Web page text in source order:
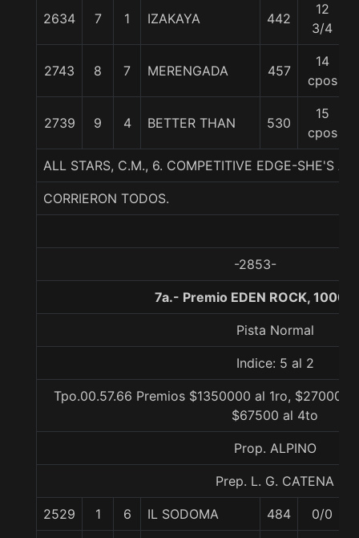
2634 7 1 IZAKAYA 442
12
3/4
2743 8 7 MERENGADA 457
14
cpos
2739 9 4 BETTER THAN 530
15
cpos
ALL STARS, C.M., 6. COMPETITIVE EDGE-SHE'S A
CORRIERON TODOS.
-2853-
7a.- Premio EDEN ROCK, 1000
Pista Normal
Indice: 5 al 2
Tpo.00.57.66 Premios $1350000 al 1ro, $270000
$67500 al 4to
Prop. ALPINO
Prep. L. G. CATENA
2529 1 6 IL SODOMA 484 0/0